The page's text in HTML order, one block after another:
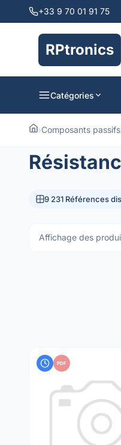
+33 9 70 01 91 75
RPtronics
Catégories
›Composants passifs
9 231 Références
Affichage des
PDF